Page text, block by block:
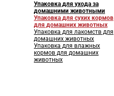
Упаковка для ухода за
домашними животными
Упаковка для сухих кормов
для домашних животных
Упаковка для лакомств для
домашних животных
Упаковка для влажных
кормов для домашних
животных